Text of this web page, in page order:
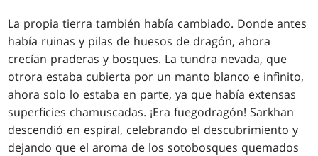
La propia tierra también había cambiado. Donde antes
había ruinas y pilas de huesos de dragón, ahora
crecían praderas y bosques. La tundra nevada, que
otrora estaba cubierta por un manto blanco e infinito,
ahora solo lo estaba en parte, ya que había extensas
superficies chamuscadas. ¡Era fuegodragón! Sarkhan
descendió en espiral, celebrando el descubrimiento y
dejando que el aroma de los sotobosques quemados